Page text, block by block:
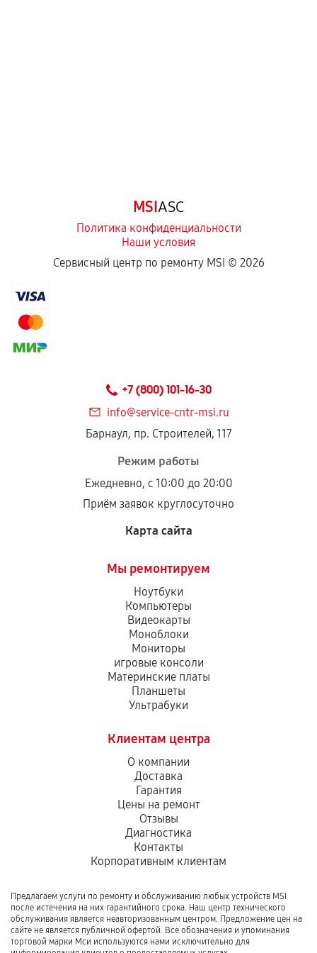
отдельных условиях.
Если комплектующие куплены
сохраняться полностью или частично, если
соблюдены следующие условия:
центром.
При этом гарантия на сами комплектующие
продавца. За качество сторонних деталей
сервисный центр ответственности не несет.
MSIASC
Политика конфиденциальности
Наши условия
Сервисный центр по ремонту MSI © 2026
+7 (800) 101-16-30
info@service-cntr-msi.ru
Барнаул, пр. Строителей, 117
Режим работы
Ежедневно, с 10:00 до 20:00
Приём заявок круглосуточно
Карта сайта
Мы ремонтируем
Ноутбуки
Компьютеры
Видеокарты
Моноблоки
Мониторы
игровые консоли
Материнские платы
Планшеты
Ультрабуки
Клиентам центра
О компании
Доставка
Гарантия
Цены на ремонт
Отзывы
Диагностика
Контакты
Корпоративным клиентам
Предлагаем услуги по ремонту и обслуживанию любых устройств MSI
после истечения на них гарантийного срока. Наш центр технического
обслуживания является неавторизованным центром. Предложение цен на
сайте не является публичной офертой. Все обозначения и упоминания
торговой марки Мси используются нами исключительно для